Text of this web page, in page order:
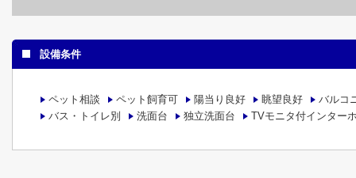
設備条件
ペット相談 ペット飼育可 陽当り良好 眺望良好
バルコ
バス・トイレ別
洗面台 独立洗面台 TVモニタ付インター